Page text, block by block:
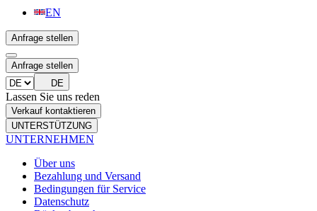
EN
Anfrage stellen
Anfrage stellen
DE
Lassen Sie uns reden
Verkauf kontaktieren
UNTERSTÜTZUNG
UNTERNEHMEN
Über uns
Bezahlung und Versand
Bedingungen für Service
Datenschutz